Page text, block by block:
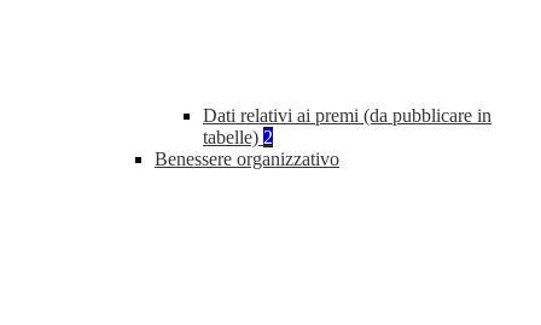
Dati relativi ai premi (da pubblicare in
tabelle) 2
Benessere organizzativo